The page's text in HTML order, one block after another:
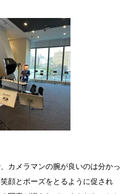
カメラマンの腕が良いのは分かっ
顔とポーズをとるように促され